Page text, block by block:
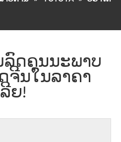
ດຄຸນນະພາບ
ຈີນໃນລາຄາ
ຍ!